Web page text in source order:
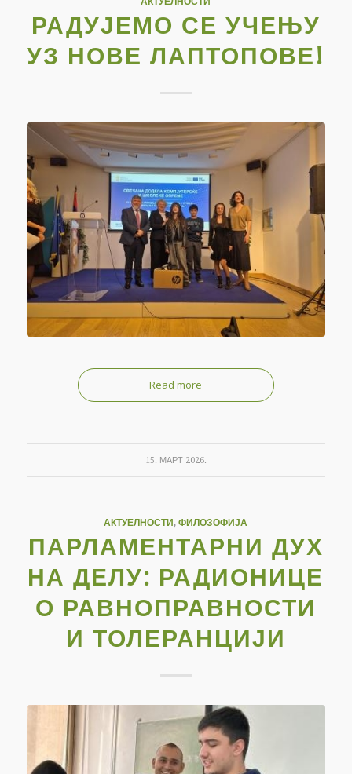
РАДУЈЕМО СЕ УЧЕЊУ
УЗ НОВЕ ЛАПТОПОВЕ!
Read more
15. МАРТ 2026.
АКТУЕЛНОСТИ,ФИЛОЗОФИЈА
ПАРЛАМЕНТАРНИ ДУХ
НА ДЕЛУ: РАДИОНИЦЕ
О РАВНОПРАВНОСТИ
И ТОЛЕРАНЦИЈИ